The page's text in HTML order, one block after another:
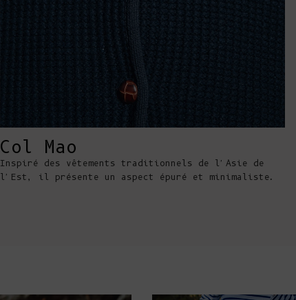
Col Mao
Inspiré des vêtements traditionnels de l'Asie de
l'Est, il présente un aspect épuré et minimaliste.